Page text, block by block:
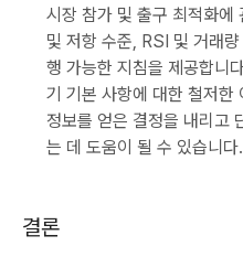
시장 참가 및 출구 최적화에
및 저항 수준, RSI 및 거래
행 가능한 지침을 제공합니
기 기본 사항에 대한 철저한
정보를 얻은 결정을 내리고
는 데 도움이 될 수 있습니다.
결론